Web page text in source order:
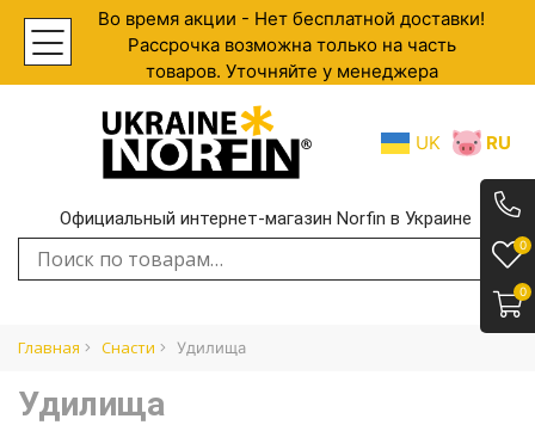
Во время акции - Нет бесплатной доставки!
Рассрочка возможна только на часть
товаров. Уточняйте у менеджера
UK RU
Официальный интернет-магазин Norfin в Украине
Искать:
Главная Cнасти Удилища
0
0
Удилища